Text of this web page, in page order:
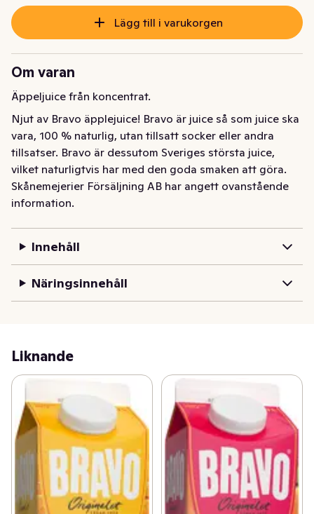
Lägg till i varukorgen
Om varan
Äppeljuice från koncentrat.
Njut av Bravo äpplejuice! Bravo är juice så som juice ska
vara, 100 % naturlig, utan tillsatt socker eller andra
tillsatser. Bravo är dessutom Sveriges största juice,
vilket naturligtvis har med den goda smaken att göra.
Skånemejerier Försäljning AB har angett ovanstående
information.
Innehåll
Näringsinnehåll
Liknande